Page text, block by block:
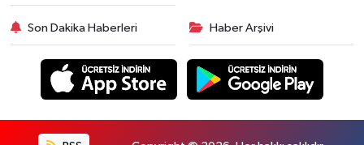
Son Dakika Haberleri Haber Arşivi